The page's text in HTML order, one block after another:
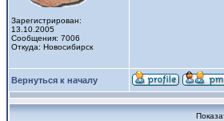
Зарегистрирован:
13.10.2005
Сообщения: 7006
Откуда: Новосибирск
Вернуться к началу